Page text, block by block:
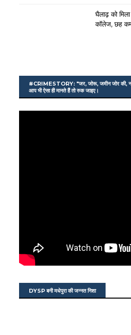
घैलाढ़ को
कॉलेज, छह
#CRIMESTORY: "जर, जोरू, जमीन जोर की,
आप भी ऐसा ही मानते हैं तो रुक जाइए।
DYSP बनी मधेपुरा की जन्नत निशा